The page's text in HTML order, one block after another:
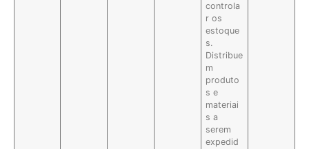
controla
r os
estoque
s.
Distribue
m
produto
s e
materiai
s a
serem
expedid